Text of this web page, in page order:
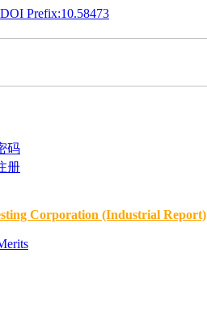
Prefix:10.58473
码
册
Corporation (Industrial Report)